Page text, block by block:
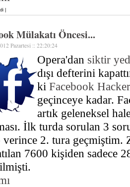
|
Mülakatı Öncesi...
Pazartesi :: 22:20:24
Opera'dan siktir
dışı defterini
ki Facebook
geçinceye kadar.
artık geleneksel
İlk turda sorulan 3
verince 2. tura geçmiştim.
7600 kişiden sadece